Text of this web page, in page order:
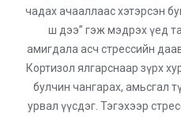
чадах ачааллаас хэтэрсэн
ш дээ” гэж мэдрэх үед
амигдала асч стрессийн
Кортизол ялгарснаар зүрх
булчин чангарах, амьсгал
урвал үүсдэг. Тэгэхээр